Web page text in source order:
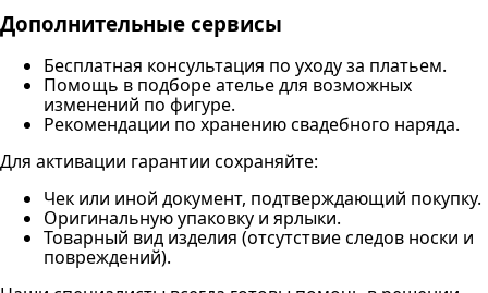
Дополнительные сервисы
Бесплатная консультация по уходу за платьем.
Помощь в подборе ателье для возможных
изменений по фигуре.
Рекомендации по хранению свадебного наряда.
Для активации гарантии сохраняйте:
Чек или иной документ, подтверждающий покупку.
Оригинальную упаковку и ярлыки.
Товарный вид изделия (отсутствие следов носки и
повреждений).